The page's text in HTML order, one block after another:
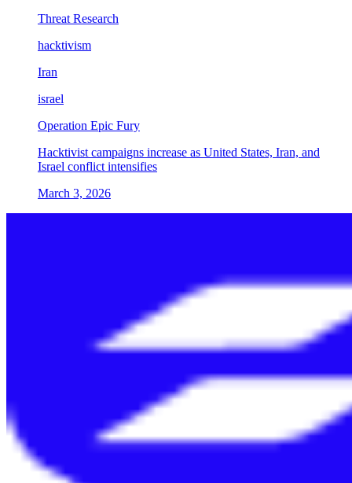
Threat Research
hacktivism
Iran
israel
Operation Epic Fury
Hacktivist campaigns increase as United States, Iran, and
Israel conflict intensifies
March 3, 2026